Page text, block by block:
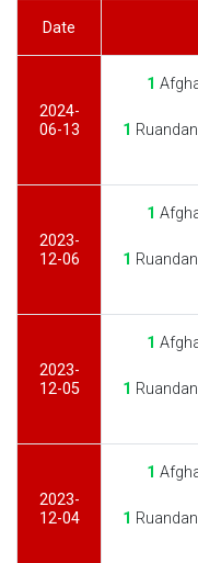
Date
2024-
06-13
1
1
2023-
12-06
1
1
2023-
12-05
1
1
2023-
12-04
1
1